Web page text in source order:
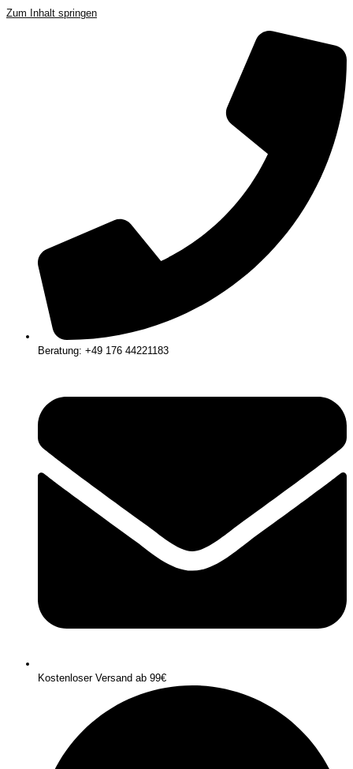
Zum Inhalt springen
Beratung: +49 176 44221183
Kostenloser Versand ab 99€